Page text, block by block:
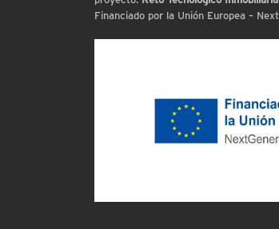
Financiado por la Unión Europea –